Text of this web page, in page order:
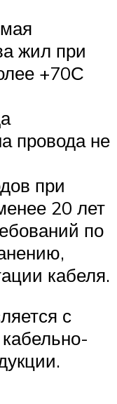
жил при
+70С
провода не
при
20 лет
по
кабеля.
с